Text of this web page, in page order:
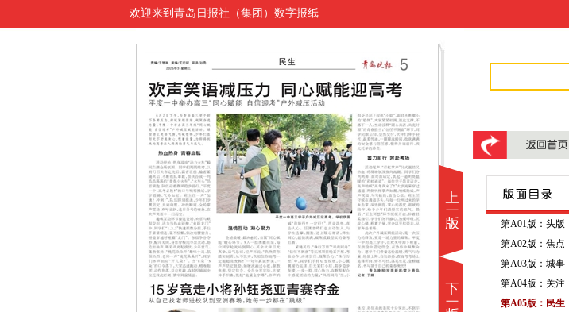
欢迎来到青岛日报社（集团）数字报纸
第A01版：头版
第A02版：焦点
第A03版：城事
第A04版：关注
第A05版：民生